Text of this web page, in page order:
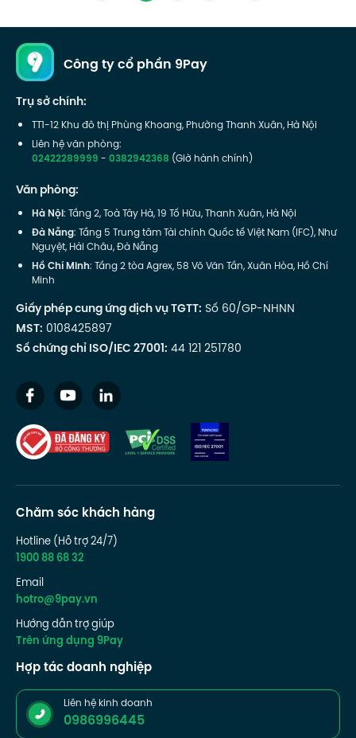
Công ty cổ phần 9Pay
Trụ sở chính:
TT1-12 Khu đô thị Phùng Khoang, Phường Thanh Xuân, Hà Nội
Liên hệ văn phòng:
02422289999-0382942368 (Giờ hành chính)
Văn phòng:
Hà Nội: Tầng 2, Toà Tây Hà, 19 Tố Hữu, Thanh Xuân, Hà Nội
Đà Nẵng: Tầng 5 Trung tâm Tài chính Quốc tế Việt Nam (IFC), Như
Nguyệt, Hải Châu, Đà Nẵng
Hồ Chí Minh: Tầng 2 tòa Agrex, 58 Võ Văn Tần, Xuân Hòa, Hồ Chí
Minh
Giấy phép cung ứng dịch vụ TGTT: Số 60/GP-NHNN
MST: 0108425897
Số chứng chỉ ISO/IEC 27001: 44 121 251780
Chăm sóc khách hàng
Hotline (Hỗ trợ 24/7)
1900 88 68 32
Email
hotro@9pay.vn
Hướng dẫn trợ giúp
Trên ứng dụng 9Pay
Hợp tác doanh nghiệp
Liên hệ kinh doanh
0986996445